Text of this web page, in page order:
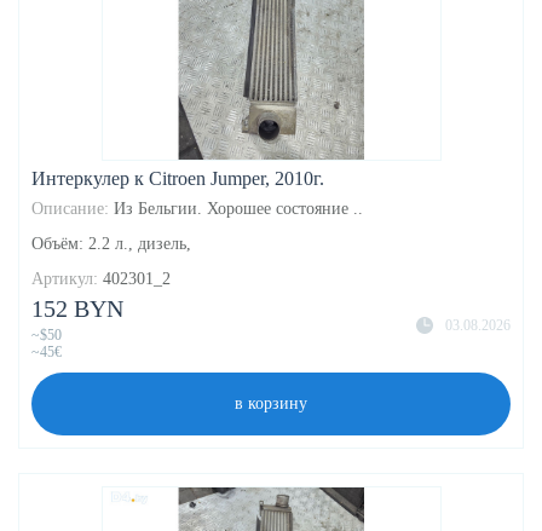
Интеркулер к Citroen Jumper, 2010г.
Описание: Из Бельгии. Хорошее состояние ..
Объём: 2.2 л., дизель,
Артикул: 402301_2
03.08.2026
152 BYN
~$50
~45€
в корзину